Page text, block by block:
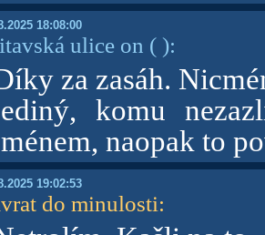
18:08:00
ulice on ( ):
za zasáh.
komu
naopak to
19:02:53
do minulosti: